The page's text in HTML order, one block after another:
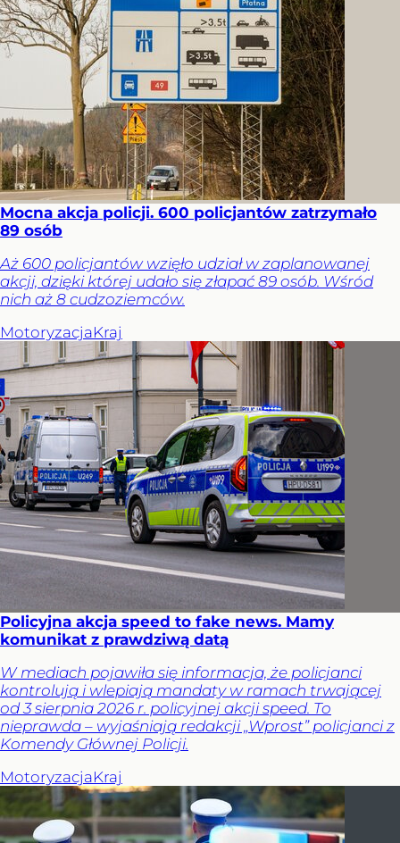
Mocna akcja policji. 600 policjantów zatrzymało
89 osób
Aż 600 policjantów wzięło udział w zaplanowanej
akcji, dzięki której udało się złapać 89 osób. Wśród
nich aż 8 cudzoziemców.
MotoryzacjaKraj
Policyjna akcja speed to fake news. Mamy
komunikat z prawdziwą datą
W mediach pojawiła się informacja, że policjanci
kontrolują i wlepiają mandaty w ramach trwającej
od 3 sierpnia 2026 r. policyjnej akcji speed. To
nieprawda – wyjaśniają redakcji „Wprost” policjanci z
Komendy Głównej Policji.
MotoryzacjaKraj